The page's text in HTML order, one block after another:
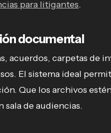
para litigantes.
documental
acuerdos, carpetas de
El sistema ideal
Que los archivos
sala de audiencias.